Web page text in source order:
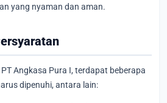
yang nyaman dan aman.
Angkasa Pura I, terdapat beberapa
dipenuhi, antara lain: